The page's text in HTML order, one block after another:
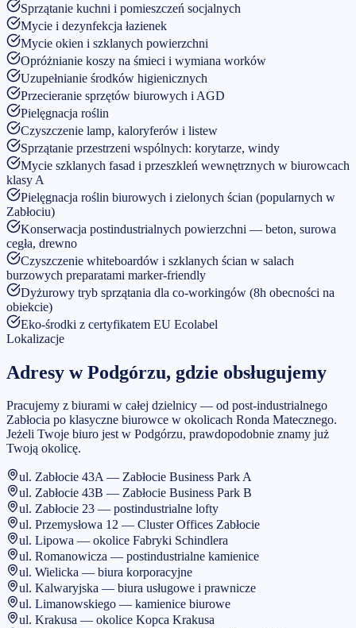
Sprzątanie kuchni i pomieszczeń socjalnych
Mycie i dezynfekcja łazienek
Mycie okien i szklanych powierzchni
Opróżnianie koszy na śmieci i wymiana worków
Uzupełnianie środków higienicznych
Przecieranie sprzętów biurowych i AGD
Pielęgnacja roślin
Czyszczenie lamp, kaloryferów i listew
Sprzątanie przestrzeni wspólnych: korytarze, windy
Mycie szklanych fasad i przeszkleń wewnętrznych w biurowcach
klasy A
Pielęgnacja roślin biurowych i zielonych ścian (popularnych w
Zabłociu)
Konserwacja postindustrialnych powierzchni — beton, surowa
cegła, drewno
Czyszczenie whiteboardów i szklanych ścian w salach
burzowych preparatami marker-friendly
Dyżurowy tryb sprzątania dla co-workingów (8h obecności na
obiekcie)
Eko-środki z certyfikatem EU Ecolabel
Lokalizacje
Adresy wPodgórzu, gdzie obsługujemy
Pracujemy z biurami w całej dzielnicy — od post-industrialnego
Zabłocia po klasyczne biurowce w okolicach Ronda Matecznego.
Jeżeli Twoje biuro jest w Podgórzu, prawdopodobnie znamy już
Twoją okolicę.
ul. Zabłocie 43A — Zabłocie Business Park A
ul. Zabłocie 43B — Zabłocie Business Park B
ul. Zabłocie 23 — postindustrialne lofty
ul. Przemysłowa 12 — Cluster Offices Zabłocie
ul. Lipowa — okolice Fabryki Schindlera
ul. Romanowicza — postindustrialne kamienice
ul. Wielicka — biura korporacyjne
ul. Kalwaryjska — biura usługowe i prawnicze
ul. Limanowskiego — kamienice biurowe
ul. Krakusa — okolice Kopca Krakusa